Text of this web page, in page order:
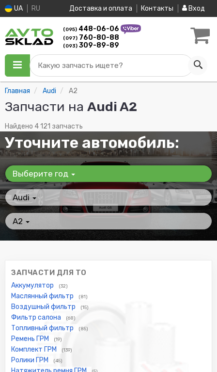
UA RU Доставка и оплата Контакты Вход
(095) 448-06-06
(097) 760-80-88
(093) 309-89-89
Какую запчасть ищете?
Главная Audi A2
Запчасти на Audi A2
Найдено 4 121 запчасть
Уточните автомобиль:
Выберите год
Audi
A2
ЗАПЧАСТИ ДЛЯ ТО
Аккумулятор (32)
Маслянный фильтр (81)
Воздушный фильтр (15)
Фильтр салона (68)
Топливный фильтр (85)
Ремень ГРМ (19)
Комплект ГРМ (139)
Ролики ГРМ (45)